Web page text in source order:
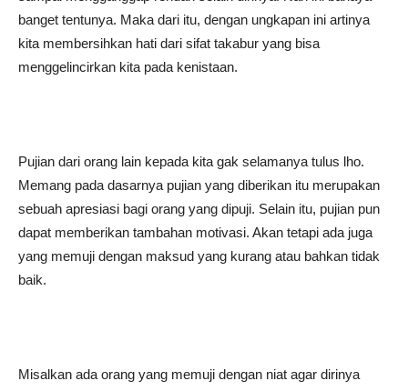
banget tentunya. Maka dari itu, dengan ungkapan ini artinya
kita membersihkan hati dari sifat takabur yang bisa
menggelincirkan kita pada kenistaan.
Pujian dari orang lain kepada kita gak selamanya tulus lho.
Memang pada dasarnya pujian yang diberikan itu merupakan
sebuah apresiasi bagi orang yang dipuji. Selain itu, pujian pun
dapat memberikan tambahan motivasi. Akan tetapi ada juga
yang memuji dengan maksud yang kurang atau bahkan tidak
baik.
Misalkan ada orang yang memuji dengan niat agar dirinya